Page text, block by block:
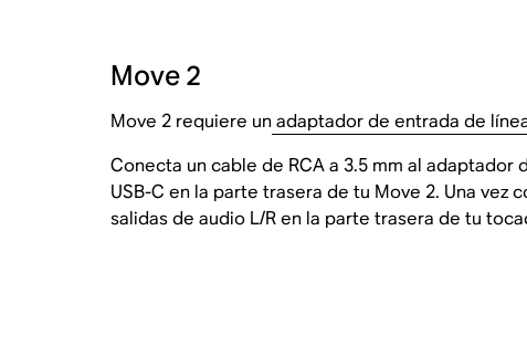
Move 2
Move 2 requiere unadaptador de entrada de
Conecta un cable de RCA a 3.5 mm al
USB-C en la parte trasera de tu Move 2. Una
salidas de audio L/R en la parte trasera de tu